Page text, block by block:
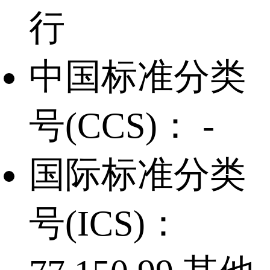
行
中国标准分类
号(CCS)：
-
国际标准分类
号(ICS)：